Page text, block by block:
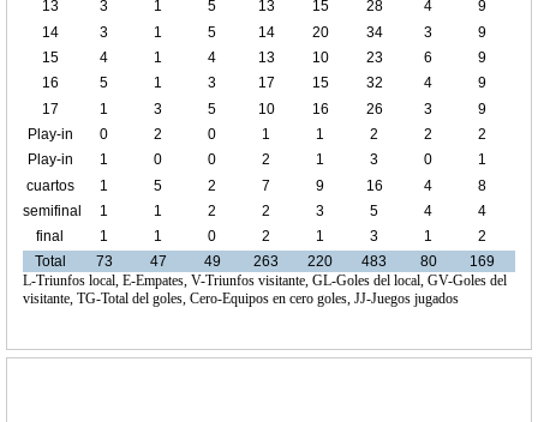
13
3 1 5 13 15 28 4
9
14
3 1 5 14 20 34 3
9
15
4 1 4 13 10 23 6
9
16
5 1 3 17 15 32 4
9
17
1 3 5 10 16 26 3
9
Play-in
1
0 2 0 1 1 2 2
2
Play-in
2
1 0 0 2 1 3 0
1
cuartos
de final
1 5 2 7 9 16 4
8
semifinal
1 1 2 2 3 5 4
4
final
1 1 0 2 1 3 1
2
Total
73 47 49 263 220 483 80
169
L-Triunfos local, E-Empates, V-Triunfos visitante, GL-Goles del local, GV-Goles del
visitante, TG-Total del goles, Cero-Equipos en cero goles, JJ-Juegos jugados